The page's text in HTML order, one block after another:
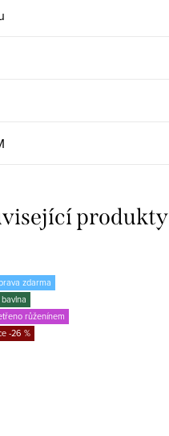
produkty
zdarma
růženínem
-26 %